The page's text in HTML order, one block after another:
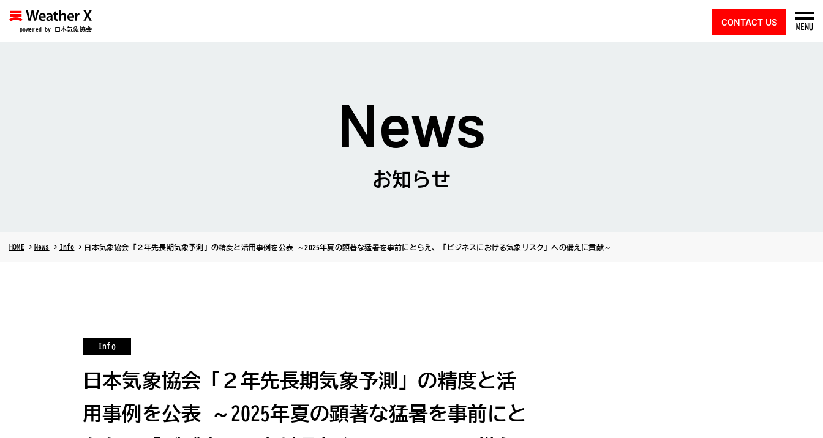
powered by 日本気象協会 MENU
CONTACT US
News
お知らせ
HOME News Info 日本気象協会「２年先長期気象予測」の精度と活用事例を公表 ～2025年夏の顕著な猛暑を事前にとらえ、「ビジネスにおける気象リスク」への備えに貢献～
Info
日本気象協会「２年先長期気象予測」の精度と活
用事例を公表 ～2025年夏の顕著な猛暑を事前にと